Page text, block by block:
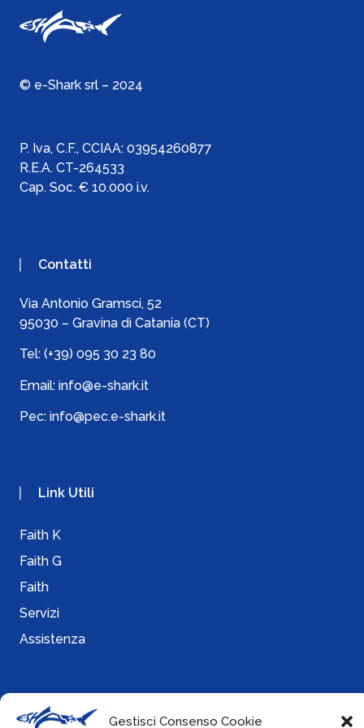
Gestisci Consenso Cookie
© e-Shark srl – 2024
P. Iva, C.F., CCIAA: 03954260877
R.E.A. CT-264533
Cap. Soc. € 10.000 i.v.
Contatti
Via Antonio Gramsci, 52
95030 – Gravina di Catania (CT)
Tel: (+39) 095 30 23 80
Email: info@e-shark.it
Pec: info@pec.e-shark.it
Link Utili
Faith K
Faith G
Faith
Servizi
Assistenza
Info